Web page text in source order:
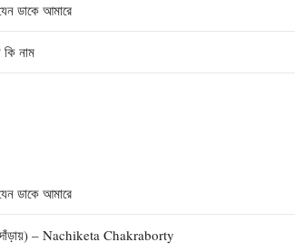
ডাকে আমারে
নাম
ডাকে আমারে
– Nachiketa Chakraborty